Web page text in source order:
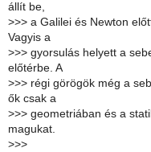
állít be,
>>> a Galilei és Newton
Vagyis a
>>> gyorsulás helyett a
előtérbe. A
>>> régi görögök még a
ők csak a
>>> geometriában és a
magukat.
>>>